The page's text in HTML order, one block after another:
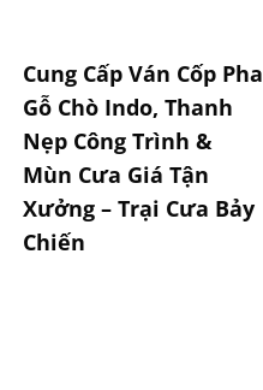
Cung Cấp Ván Cốp Pha
Gỗ Chò Indo, Thanh
Nẹp Công Trình &
Mùn Cưa Giá Tận
Xưởng – Trại Cưa Bảy
Chiến